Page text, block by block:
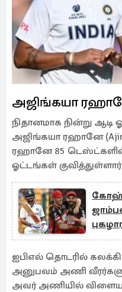
அஜிங்கயா
நிதானமாக நின்று ஆடி
அஜிங்கயா ரஹானே
ரஹானே 85
ஓட்டங்கள்
ஐபிஎல் தொடரில்
அனுபவம் அணி
அவர் அணியில்